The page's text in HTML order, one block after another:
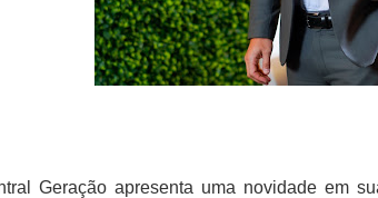
Geração apresenta uma novidade em